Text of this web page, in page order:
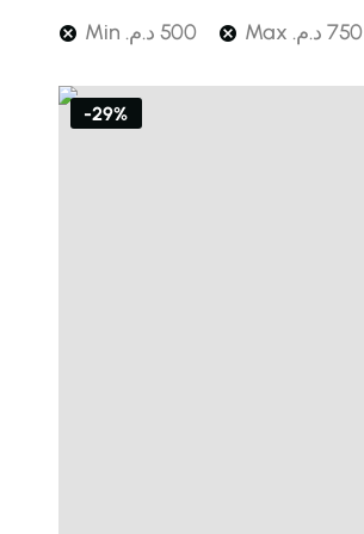
Min 500 د.م. Max 750 د.م.
-29%